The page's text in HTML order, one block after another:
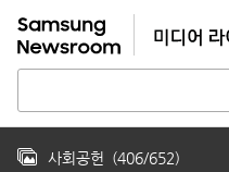
사회공헌 (406/652)